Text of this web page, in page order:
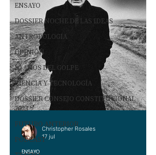
ENSAYO
DOSSIER NOCHE DE LAS IDEAS
ANTROPOLOGÍA
OPINIÓN
50 AÑOS DEL GOLPE
CIENCIA Y TECNOLOGÍA
DOSSIER CONSEJO CONSTITUCIONAL
2023
FUTURO ANTERIOR
PODCAST
ENSAYO
Christopher Rosales
17 jul